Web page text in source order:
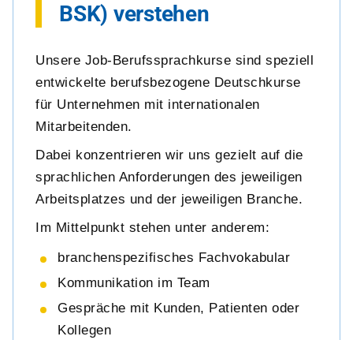
BSK) verstehen
Unsere Job-Berufssprachkurse sind speziell
entwickelte berufsbezogene Deutschkurse
für Unternehmen mit internationalen
Mitarbeitenden.
Dabei konzentrieren wir uns gezielt auf die
sprachlichen Anforderungen des jeweiligen
Arbeitsplatzes und der jeweiligen Branche.
Im Mittelpunkt stehen unter anderem:
branchenspezifisches Fachvokabular
Kommunikation im Team
Gespräche mit Kunden, Patienten oder
Kollegen